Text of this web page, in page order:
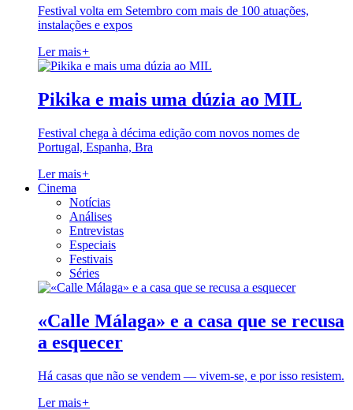
Festival volta em Setembro com mais de 100 atuações,
instalações e expos
Ler mais+
Pikika e mais uma dúzia ao MIL
Festival chega à décima edição com novos nomes de
Portugal, Espanha, Bra
Ler mais+
Cinema
Notícias
Análises
Entrevistas
Especiais
Festivais
Séries
«Calle Málaga» e a casa que se recusa
a esquecer
Há casas que não se vendem — vivem-se, e por isso resistem.
Ler mais+